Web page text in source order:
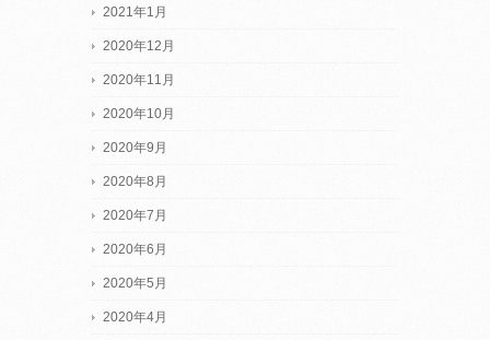
2021年1月
2020年12月
2020年11月
2020年10月
2020年9月
2020年8月
2020年7月
2020年6月
2020年5月
2020年4月